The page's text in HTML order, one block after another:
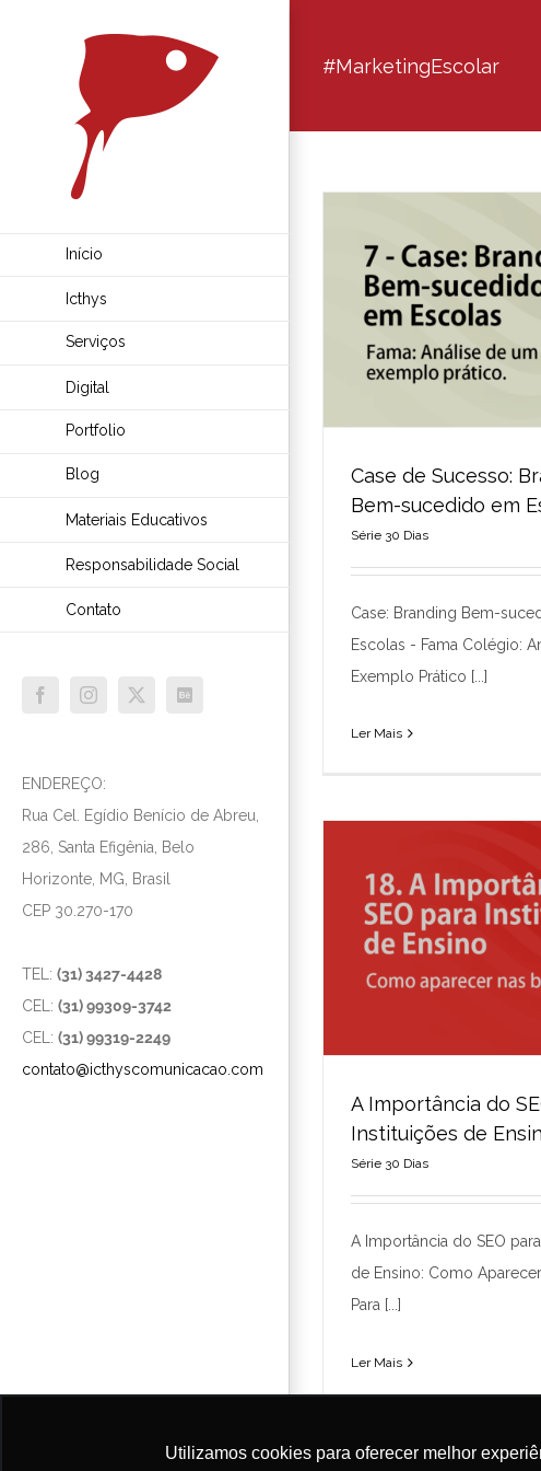
Utilizamos cookies para oferecer melhor
Início
Icthys
Serviços
Digital
Portfolio
Blog
Materiais Educativos
Responsabilidade Social
Contato
FacebookInstagram
X Behance
ENDEREÇO:
Rua Cel. Egídio Benício de Abreu,
286, Santa Efigênia, Belo
Horizonte, MG, Brasil
CEP 30.270-170
TEL: (31) 3427-4428
CEL: (31) 99309-3742
CEL: (31) 99319-2249
contato@icthyscomunicacao.com
#MarketingEscolar
Case de Sucesso:
sucedido em
Case de Sucesso:
Bem-sucedido em
Série 30 Dias
Case: Branding Bem-
Escolas - Fama Colégio:
Exemplo Prático [...]
Ler Mais
A Importância do
Instituições de
A Importância do
Instituições de
Série 30 Dias
A Importância do SEO
de Ensino: Como
Para [...]
Ler Mais